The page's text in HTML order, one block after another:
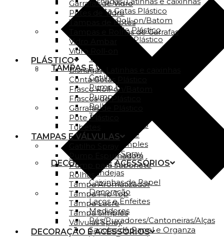
Conta Gotas Plástico
Frasco Roll-on/Batom
Frascos de Plástico
Garrafas de Plástico
Tubetes
TAMPAS E VÁLVULAS
Gatilho Spray
Pump Espumadora
Pump para Sabonete
Rolhas
Tampa Aromatizador
Tampa Flip Top
Tampa Lacre
Tampa Simples
Válvulas Spray
DECORAÇÃO E ACESSÓRIOS
Bandejas
Caixinhas de Papel
Decoração
Laços e Enfeites
Medidores
Pés/Puxadores/Cantoneiras/Alças
Sacolas de Papel e Organza
Garrafas de Vidro
Potes de Vidro
Tampas de Potes
Tampas e Rolhas de Garrafas
Vidro Ambar
Vidro Roll-on
PLÁSTICO
Bisnagas, Latinhas e caixinhas
Conta Gotas Plástico
Frasco Roll-on/Batom
Frascos de Plástico
Garrafas de Plástico
Pote Plástico
Tubetes
TAMPAS E VÁLVULAS
Pump Espumadora
Pump para Sabonete
Rolhas
Tampa Aromatizador
Tampa Flip Top
Tampa Lacre
Tampa Simples
Válvulas Spray
DECORAÇÃO E ACESSÓRIOS